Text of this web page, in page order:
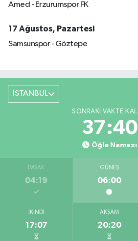
Amed - Erzurumspor FK
17 Ağustos, Pazartesi
Samsunspor - Göztepe
İSTANBUL
SONRAKI VAKTE
37:39
Öğle Namazı
İMSAK
04:19
GÜNEŞ
06:00
İKINDI
17:07
AKŞAM
20:20